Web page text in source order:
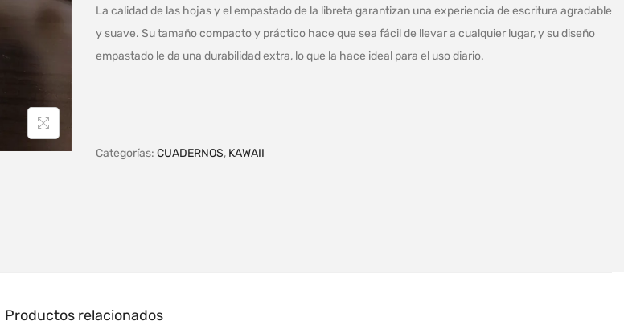
La calidad de las hojas y el empastado de la libreta garantizan una experiencia de escritura agradable
y suave. Su tamaño compacto y práctico hace que sea fácil de llevar a cualquier lugar, y su diseño
empastado le da una durabilidad extra, lo que la hace ideal para el uso diario.
Categorías: CUADERNOS, KAWAII
Productos relacionados